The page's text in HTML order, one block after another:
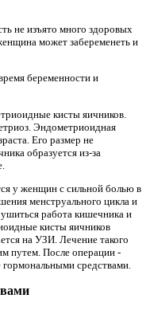
не изъято много здоровых
может забеременеть и
беременности и
кисты яичников.
Эндометриоидная
Его размер не
образуется из-за
у женщин с сильной болью в
менструального цикла и
работа кишечника и
кисты яичников
на УЗИ. Лечение такого
путем. После операции -
средствами.